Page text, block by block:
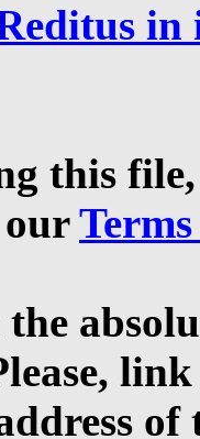
in
this
our